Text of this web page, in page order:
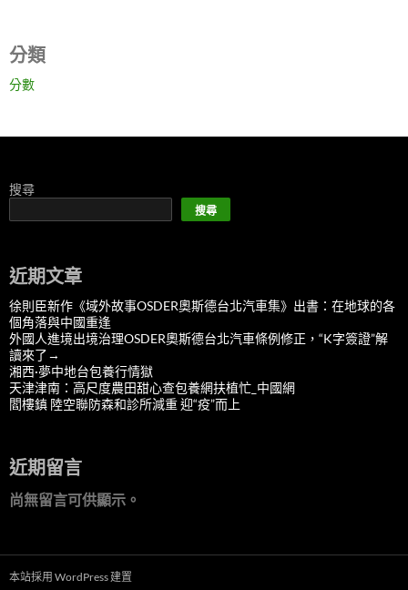
分類
分數
搜尋
搜尋
近期文章
徐則臣新作《域外故事OSDER奧斯德台北汽車集》出書：在地球的各
個角落與中國重逢
外國人進境出境治理OSDER奧斯德台北汽車條例修正，“K字簽證”解
讀來了→
湘西·夢中地台包養行情獄
天津津南：高尺度農田甜心查包養網扶植忙_中國網
閻樓鎮 陸空聯防森和診所減重 迎“疫”而上
近期留言
尚無留言可供顯示。
本站採用 WordPress 建置